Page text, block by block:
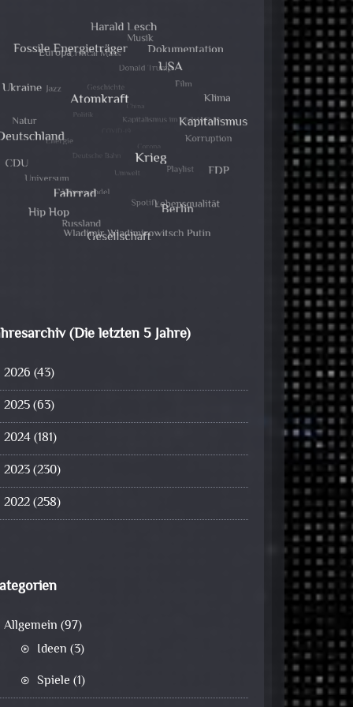
(Die letzten 5 Jahre)
2026 (43)
2025(63)
2024(181)
2023(230)
2022(258)
Allgemein (97)
Ideen (3)
Spiele (1)